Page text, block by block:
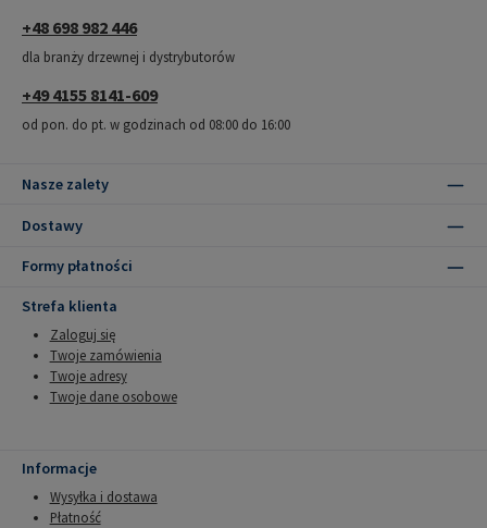
+48 698 982 446
dla branży drzewnej i dystrybutorów
+49 4155 8141-609
od pon. do pt. w godzinach od 08:00 do 16:00
Nasze zalety
Dostawy
Formy płatności
Strefa klienta
Zaloguj się
Twoje zamówienia
Twoje adresy
Twoje dane osobowe
Informacje
Wysyłka i dostawa
Płatność